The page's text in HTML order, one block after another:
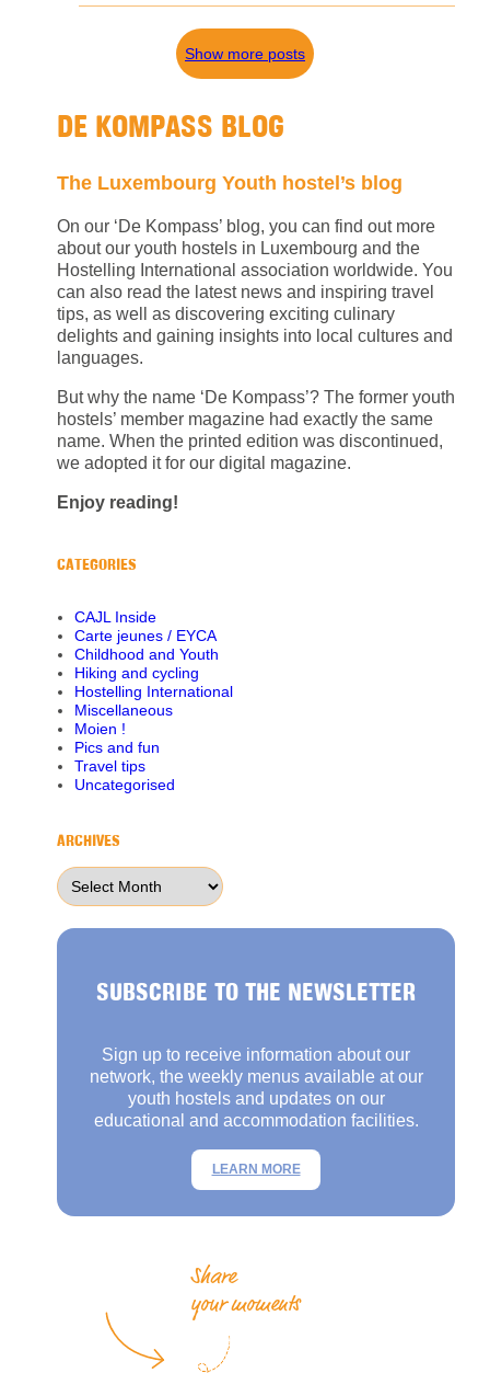
Show more posts
DE KOMPASS BLOG
The Luxembourg Youth hostel’s blog
On our ‘De Kompass’ blog, you can find out more
about our youth hostels in Luxembourg and the
Hostelling International association worldwide. You
can also read the latest news and inspiring travel
tips, as well as discovering exciting culinary
delights and gaining insights into local cultures and
languages.
But why the name ‘De Kompass’? The former youth
hostels’ member magazine had exactly the same
name. When the printed edition was discontinued,
we adopted it for our digital magazine.
Enjoy reading!
CATEGORIES
CAJL Inside
Carte jeunes / EYCA
Childhood and Youth
Hiking and cycling
Hostelling International
Miscellaneous
Moien !
Pics and fun
Travel tips
Uncategorised
ARCHIVES
Archives
SUBSCRIBE TO THE NEWSLETTER
Sign up to receive information about our
network, the weekly menus available at our
youth hostels and updates on our
educational and accommodation facilities.
LEARN MORE
Share
your moments